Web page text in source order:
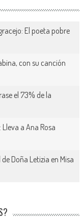
El poeta pobre
con su canción
el 73% de la
a Ana Rosa
de Doña Letizia en Misa